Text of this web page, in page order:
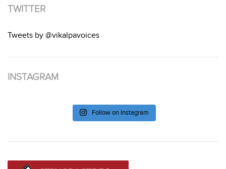
TWITTER
Tweets by @vikalpavoices
INSTAGRAM
Follow on Instagram